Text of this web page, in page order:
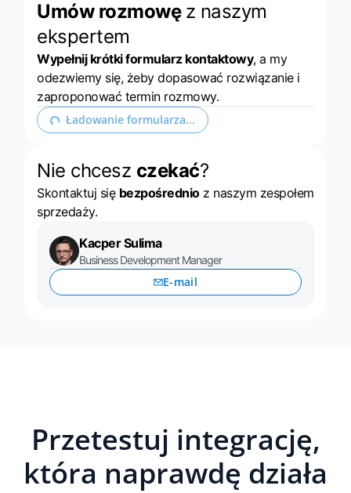
Umów rozmowę z naszym
ekspertem
Wypełnij krótki formularz kontaktowy, a my
odezwiemy się, żeby dopasować rozwiązanie i
zaproponować termin rozmowy.
Rozwiń formularz kontaktowy
Nie chcesz czekać?
Skontaktuj się bezpośrednioz naszym zespołem
sprzedaży.
Kacper Sulima
Business Development Manager
E-mail
Przetestuj integrację,
która naprawdę działa